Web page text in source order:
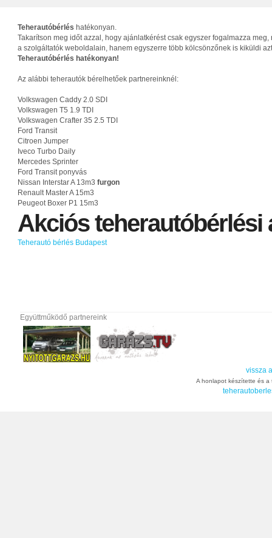
Teherautóbérlés hatékonyan.
Takarítson meg időt azzal, hogy ajánlatkérést csak egyszer fogalmazza
a szolgáltatók weboldalain, hanem egyszerre több kölcsönzőnek is kiküldi
Teherautóbérlés hatékonyan!
Az alábbi teherautók bérelhetőek partnereinknél:
Volkswagen Caddy 2.0 SDI
Volkswagen T5 1.9 TDI
Volkswagen Crafter 35 2.5 TDI
Ford Transit
Citroen Jumper
Iveco Turbo Daily
Mercedes Sprinter
Ford Transit ponyvás
Nissan Interstar A 13m3 furgon
Renault Master A 15m3
Peugeot Boxer P1 15m3
Akciósteherautóbérlési
Teherautó bérlés Budapest
Együttműködő partnereink
vissza
A honlapot készítette és